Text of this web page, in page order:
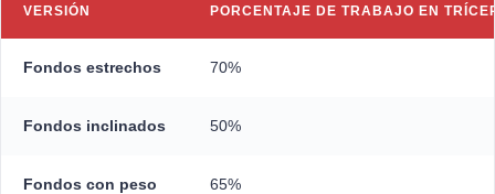
VERSIÓN PORCENTAJE DE TRABAJO EN
Fondos estrechos 70%
Fondos inclinados 50%
Fondos con peso 65%